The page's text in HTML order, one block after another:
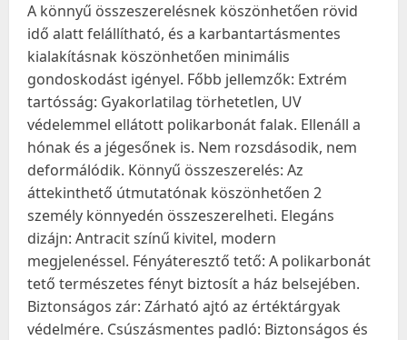
A könnyű összeszerelésnek köszönhetően rövid
idő alatt felállítható, és a karbantartásmentes
kialakításnak köszönhetően minimális
gondoskodást igényel. Főbb jellemzők: Extrém
tartósság: Gyakorlatilag törhetetlen, UV
védelemmel ellátott polikarbonát falak. Ellenáll a
hónak és a jégesőnek is. Nem rozsdásodik, nem
deformálódik. Könnyű összeszerelés: Az
áttekinthető útmutatónak köszönhetően 2
személy könnyedén összeszerelheti. Elegáns
dizájn: Antracit színű kivitel, modern
megjelenéssel. Fényáteresztő tető: A polikarbonát
tető természetes fényt biztosít a ház belsejében.
Biztonságos zár: Zárható ajtó az értéktárgyak
védelmére. Csúszásmentes padló: Biztonságos és